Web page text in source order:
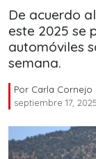
De acuerdo
este 2025 se
automóviles
semana.
Por Carla Cornejo
septiembre 17,